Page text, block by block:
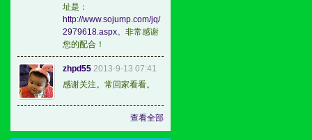
址是：
http://www.sojump.com/jq/
2979618.aspx。非常感谢
您的配合！
zhpd55 2013-9-13 07:41
感谢关注。常回家看看。
查看全部